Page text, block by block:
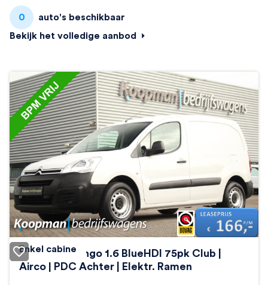
0
auto's beschikbaar
Bekijk het volledige aanbod
Enkel cabine
Citroën Berlingo 1.6 BlueHDI 75pk Club |
Airco | PDC Achter | Elektr. Ramen